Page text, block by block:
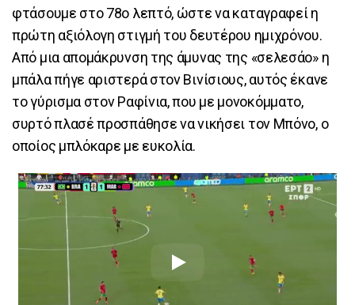
φτάσουμε στο 78ο λεπτό, ώστε να καταγραφεί η
πρώτη αξιόλογη στιγμή του δευτέρου ημιχρόνου.
Από μια απομάκρυνση της άμυνας της «σελεσάο» η
μπάλα πήγε αριστερά στον Βινίσιους, αυτός έκανε
το γύρισμα στον Ραφίνια, που με μονοκόμματο,
συρτό πλασέ προσπάθησε να νικήσει τον Μπόνο, ο
οποίος μπλόκαρε με ευκολία.